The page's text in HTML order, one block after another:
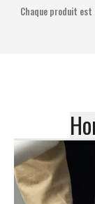
Chaque produit